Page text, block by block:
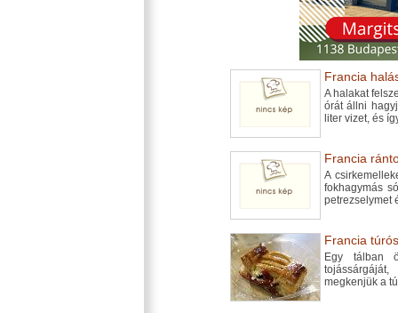
Francia
A halakat
órát állni
liter vizet, és
Francia
A
fokhagymás
petrezselymet
Francia
Egy tálban
megkenjük a